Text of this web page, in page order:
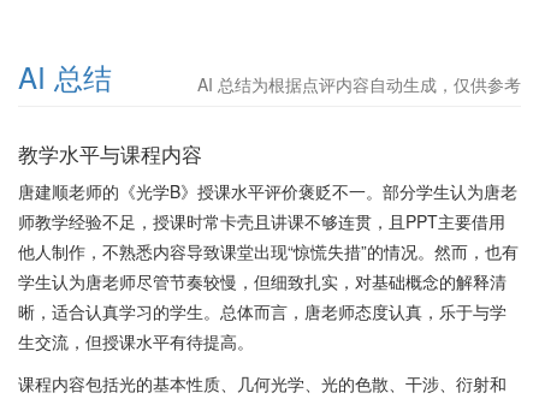
AI 总结 AI 总结为根据点评内容自动生成，仅供参考
教学水平与课程内容
唐建顺老师的《光学B》授课水平评价褒贬不一。部分学生认为唐老
师教学经验不足，授课时常卡壳且讲课不够连贯，且PPT主要借用
他人制作，不熟悉内容导致课堂出现“惊慌失措”的情况。然而，也有
学生认为唐老师尽管节奏较慢，但细致扎实，对基础概念的解释清
晰，适合认真学习的学生。总体而言，唐老师态度认真，乐于与学
生交流，但授课水平有待提高。
课程内容包括光的基本性质、几何光学、光的色散、干涉、衍射和